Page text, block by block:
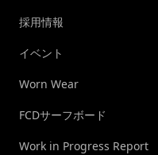
採用情報
イベント
Worn Wear
FCDサーフボード
Work in Progress Report